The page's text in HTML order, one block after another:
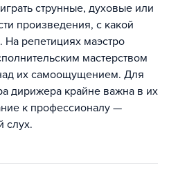
струнные, духовые или
произведения, с какой
На репетициях маэстро
мастерством
их самоощущением. Для
дирижера крайне важна в их
к профессионалу —
слух.